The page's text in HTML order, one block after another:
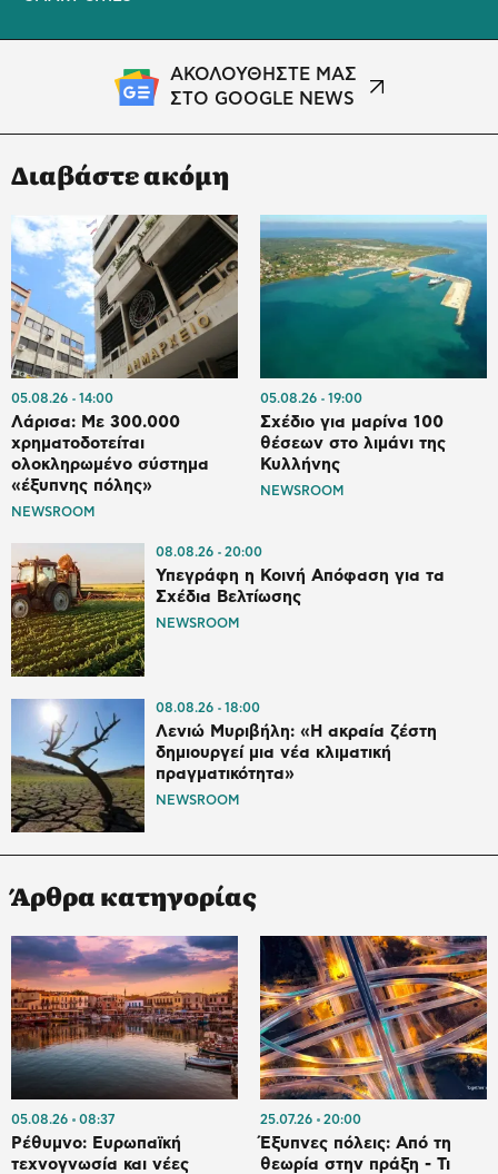
ΑΚΟΛΟΥΘΗΣΤΕ ΜΑΣ
ΣΤΟ GOOGLE NEWS
Διαβάστε ακόμη
05.08.26 14:00
Λάρισα: Με 300.000
χρηματοδοτείται
ολοκληρωμένο σύστημα
«έξυπνης πόλης»
NEWSROOM
05.08.26 19:00
Σχέδιο για μαρίνα 100
θέσεων στο λιμάνι της
Κυλλήνης
NEWSROOM
08.08.26 20:00
Υπεγράφη η Κοινή Απόφαση για τα
Σχέδια Βελτίωσης
NEWSROOM
08.08.26 18:00
Λενιώ Μυριβήλη: «Η ακραία ζέστη
δημιουργεί μια νέα κλιματική
πραγματικότητα»
NEWSROOM
Άρθρα κατηγορίας
05.08.26 08:37
Ρέθυμνο: Ευρωπαϊκή
τεχνογνωσία και νέες
25.07.26 20:00
Έξυπνες πόλεις: Από τη
θεωρία στην πράξη - Τι